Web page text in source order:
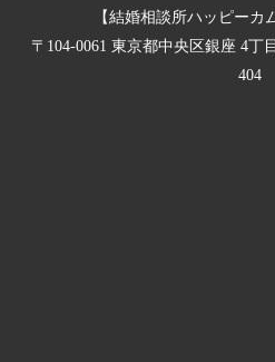
【結婚相談所ハッピーカ
〒104-0061 東京都中央区銀座 4丁
404